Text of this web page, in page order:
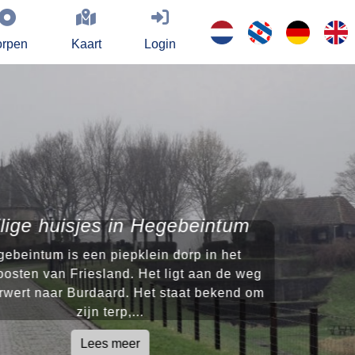
Kaart Login
huisjes in Hegebeintum
is een piepklein dorp in het
van Friesland. Het ligt aan de weg
naar Burdaard. Het staat bekend om
zijn terp,...
Lees meer